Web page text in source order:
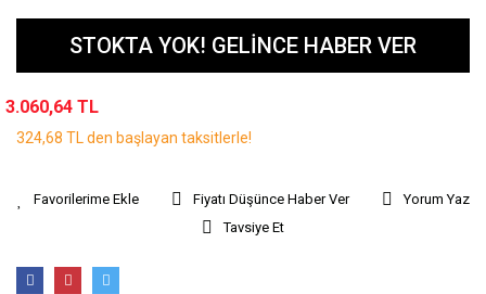
STOKTA YOK! GELİNCE HABER VER
3.060,64 TL
324,68 TL den başlayan taksitlerle!
Fiyatı Düşünce Haber Ver
Yorum Yaz
Tavsiye Et